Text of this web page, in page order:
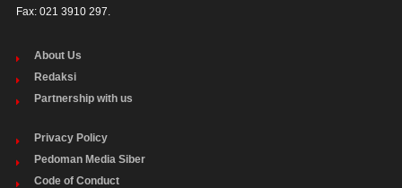
Fax: 021 3910 297.
About Us
Redaksi
Partnership with us
Privacy Policy
Pedoman Media Siber
Code of Conduct